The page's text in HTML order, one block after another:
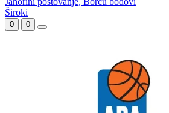
Nedeljko Elek podnio ostavku na mjesto
Kraj sezone za Paljane, Široki slavio protiv